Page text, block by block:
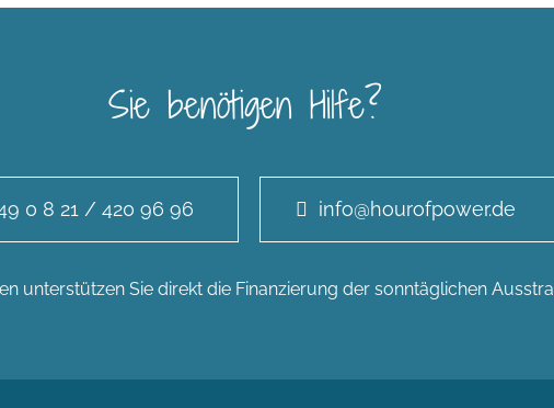
Sie benötigen Hilfe?
0 8 21 / 420 96 96 info@hourofpower.de
unterstützen Sie direkt die Finanzierung der sonntäglichen